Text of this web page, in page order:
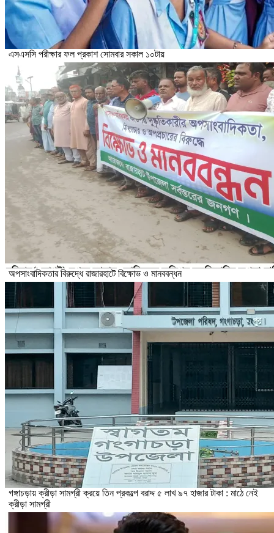
এসএসসি পরীক্ষার ফল প্রকাশ সোমবার সকাল ১০টায়
অপসাংবাদিকতার বিরুদ্ধে রাজারহাটে বিক্ষোভ ও মানববন্ধন
গঙ্গাচড়ায় ক্রীড়া সামগ্রী ক্রয়ে তিন প্রকল্পে বরাদ্দ ৫ লাখ ৯৭ হাজার টাকা : মাঠে নেই
ক্রীড়া সামগ্রী